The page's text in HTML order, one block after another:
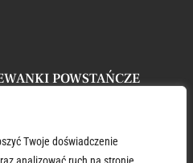
Twoje doświadczenie
POWSTAŃCZE